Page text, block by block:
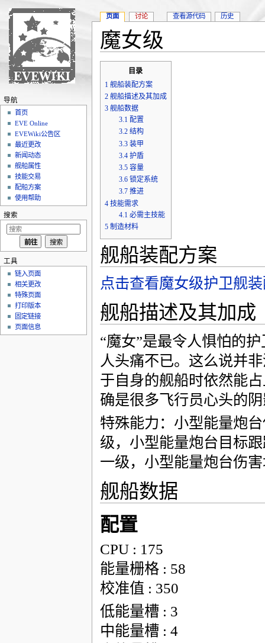
魔女级
目录
1 舰船装配方案
2 舰船描述及其加成
3 舰船数据
3.1 配置
3.2 结构
3.3 装甲
3.4 护盾
3.5 容量
3.6 锁定系统
3.7 推进
4 技能需求
4.1 必需主技能
5 制造材料
舰船装配方案
点击查看魔女级护卫舰
舰船描述及其加成
“魔女”是最令人惧怕的
人头痛不已。这么说并
于自身的舰船时依然能
确是很多飞行员心头的
特殊能力：小型能量炮
级，小型能量炮台目标
一级，小型能量炮台伤
舰船数据
配置
CPU : 175
能量栅格 : 58
校准值 : 350
低能量槽 : 3
中能量槽 : 4
页面 讨论 查看源代码 历史
导航
首页
EVE Online
EVEWiki公告区
最近更改
新闻动态
舰船属性
技能交易
配船方案
使用帮助
搜索
工具
链入页面
相关更改
特殊页面
打印版本
固定链接
页面信息